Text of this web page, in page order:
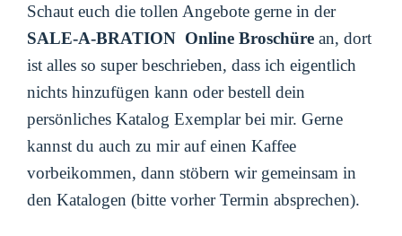
Schaut euch die tollen Angebote gerne in der
SALE-A-BRATION Online Broschüre an, dort
ist alles so super beschrieben, dass ich eigentlich
nichts hinzufügen kann oder bestell dein
persönliches Katalog Exemplar bei mir. Gerne
kannst du auch zu mir auf einen Kaffee
vorbeikommen, dann stöbern wir gemeinsam in
den Katalogen (bitte vorher Termin absprechen).